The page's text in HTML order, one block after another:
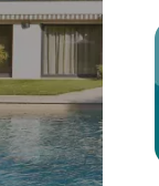
BAIES VITRÉES
PORTES
VOLETS